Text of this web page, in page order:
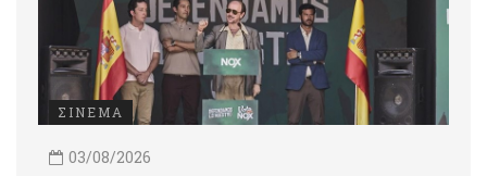
ΣΙΝΕΜΑ
03/08/2026